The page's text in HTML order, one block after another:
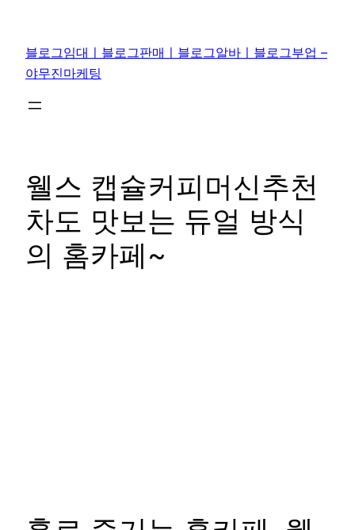
블로그임대ㅣ블로그판매ㅣ블로그알바ㅣ블로그부업 –
야무진마케팅
웰스 캡슐커피머신추천
차도 맛보는 듀얼 방식
의 홈카페~